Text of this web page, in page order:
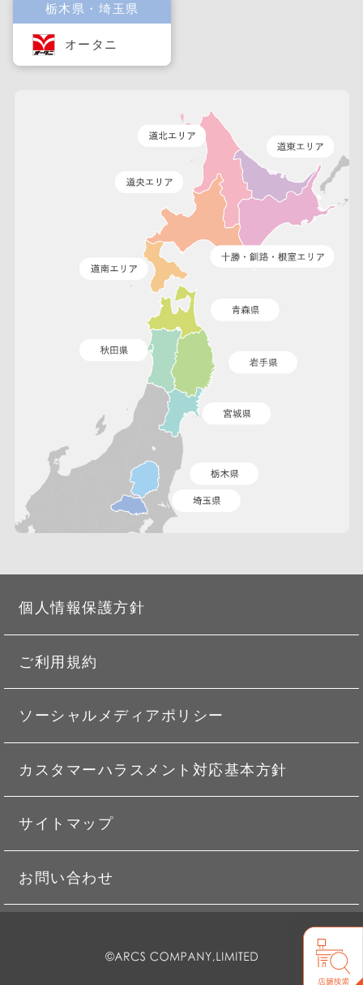
栃木県・埼玉県
オータニ
個人情報保護方針
ご利用規約
ソーシャルメディアポリシー
カスタマーハラスメント対応基本方針
サイトマップ
お問い合わせ